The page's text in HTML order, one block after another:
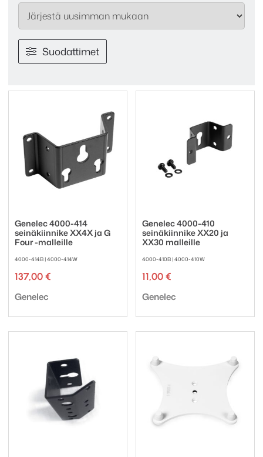
Suodattimet
Genelec 4000-414
seinäkiinnike XX4X ja G
Four -malleille
4000-414B | 4000-414W
137,00 €
Tuotemerkki:
Genelec
Genelec 4000-410
seinäkiinnike XX20 ja
XX30 malleille
4000-410B | 4000-410W
11,00 €
Tuotemerkki:
Genelec